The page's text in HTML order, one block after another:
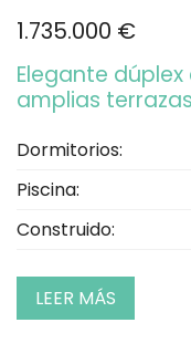
1.735.000 €
Elegante
amplias
Dormitorios:
Piscina:
Construido:
LEER MÁS